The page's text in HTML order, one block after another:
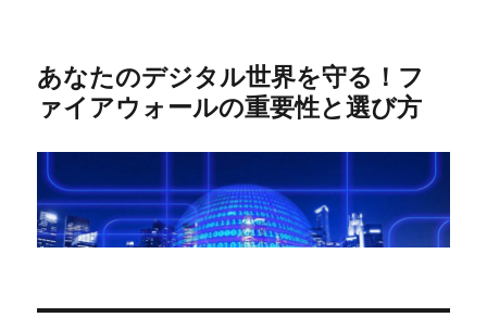
あなたのデジタル世界を守る！フ
ァイアウォールの重要性と選び方